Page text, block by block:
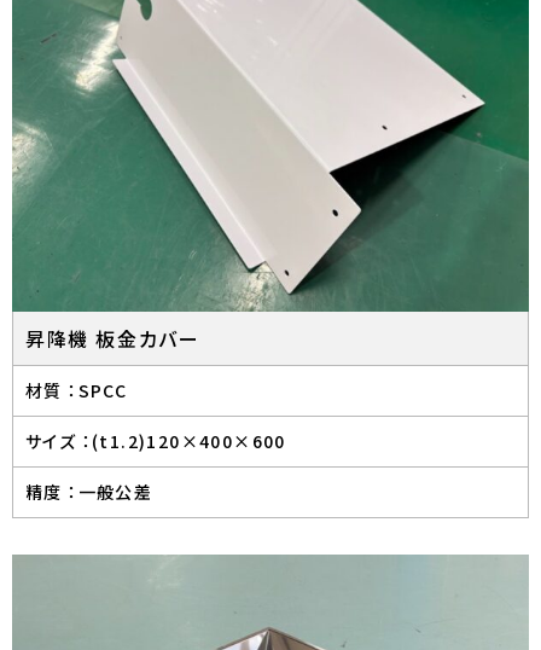
昇降機 板金カバー
材質 ： SPCC
サイズ ： (t1.2)120×400×600
精度 ： 一般公差